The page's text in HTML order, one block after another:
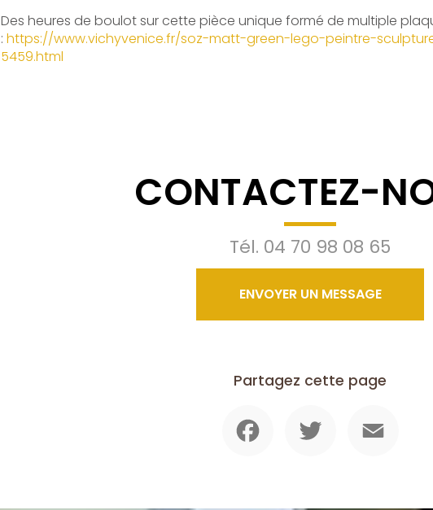
Des heures de boulot sur cette pièce unique formé de multiple
: https://www.vichyvenice.fr/soz-matt-green-lego-peintre-
5459.html
CONTACTEZ-
Tél. 04 70 98 08 65
ENVOYER UN MESSAGE
Partagez cette page